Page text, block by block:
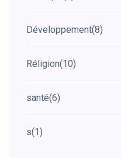
Développement(8)
Réligion(10)
santé(6)
s(1)